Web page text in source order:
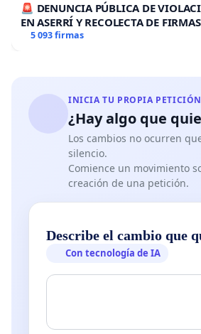
🚨 DENUNCIA PÚBLICA DE
EN ASERRÍ Y RECOLECTA DE
5 093 firmas
INICIA TU PROPIA PETICIÓN
¿Hay algo que
Los cambios no ocurren
silencio.
Comience un movimiento
creación de una petición.
Describe el cambio que
Con tecnología de IA